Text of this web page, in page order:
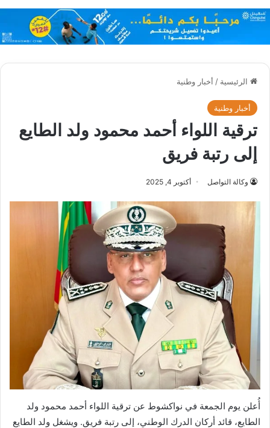
الرئيسية / أخبار وطنية
أخبار وطنية
ترقية اللواء أحمد محمود ولد الطايع
إلى رتبة فريق
وكالة التواصل أكتوبر 4, 2025
أُعلن يوم الجمعة في نواكشوط عن ترقية اللواء أحمد محمود ولد
الطايع، قائد أركان الدرك الوطني، إلى رتبة فريق. ويشغل ولد الطايع